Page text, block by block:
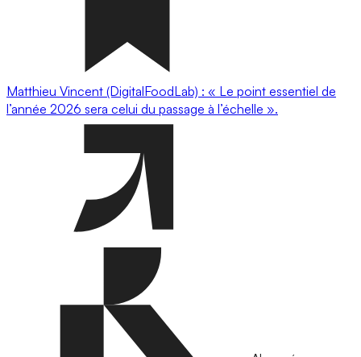
Matthieu Vincent (DigitalFoodLab) : « Le point essentiel de
l’année 2026 sera celui du passage à l’échelle ».